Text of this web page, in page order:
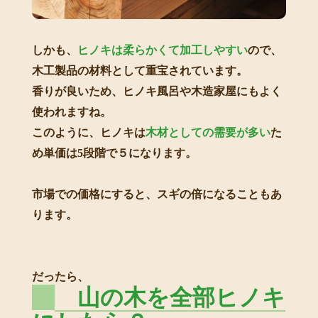
しかも、 ヒノキは柔らかくて加工しやすいので、
木工製品の材料として重宝されています。
香りが良いため、ヒノキ風呂や木造家屋にもよく
使われますね。
このように、ヒノキは木材としての需要が多いた
め単価は5段階で５になります。
市場での価格にすると、スギの倍になることもあ
ります。
だったら、
山の木を全部ヒノキ